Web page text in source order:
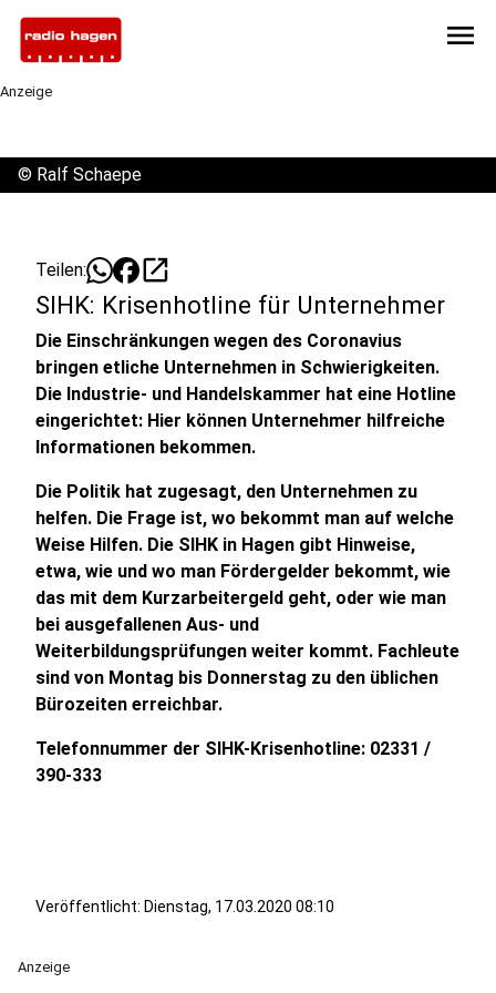
menu
Anzeige
© Ralf Schaepe
Teilen: open_in_new
SIHK: Krisenhotline für Unternehmer
Die Einschränkungen wegen des Coronavius
bringen etliche Unternehmen in Schwierigkeiten.
Die Industrie- und Handelskammer hat eine Hotline
eingerichtet: Hier können Unternehmer hilfreiche
Informationen bekommen.
Die Politik hat zugesagt, den Unternehmen zu
helfen. Die Frage ist, wo bekommt man auf welche
Weise Hilfen. Die SIHK in Hagen gibt Hinweise,
etwa, wie und wo man Fördergelder bekommt, wie
das mit dem Kurzarbeitergeld geht, oder wie man
bei ausgefallenen Aus- und
Weiterbildungsprüfungen weiter kommt. Fachleute
sind von Montag bis Donnerstag zu den üblichen
Bürozeiten erreichbar.
Telefonnummer der SIHK-Krisenhotline: 02331 /
390-333
Veröffentlicht: Dienstag, 17.03.2020 08:10
Anzeige